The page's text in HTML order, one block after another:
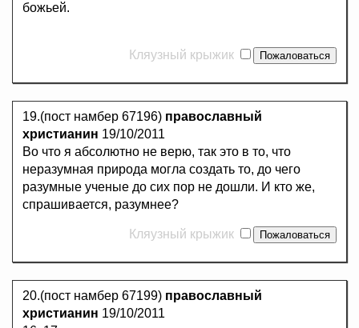
божьей.
Кляузный крыжик
19.(пост намбер 67196) православный
христианин 19/10/2011
Во что я абсолютно не верю, так это в то, что
неразумная природа могла создать то, до чего
разумные ученые до сих пор не дошли. И кто же,
спрашивается, разумнее?
Кляузный крыжик
20.(пост намбер 67199) православный
христианин 19/10/2011